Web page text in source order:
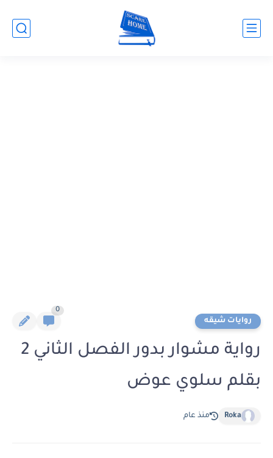
روايات شيقه
0
رواية مشوار بدور الفصل الثاني 2
بقلم سلوي عوض
Roka منذ عام